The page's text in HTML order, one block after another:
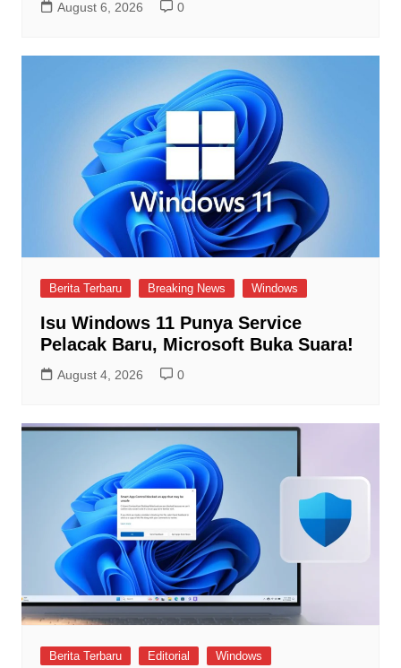
August 6, 2026 0
Berita Terbaru Breaking News Windows
Isu Windows 11 Punya Service
Pelacak Baru, Microsoft Buka Suara!
August 4, 2026 0
Berita Terbaru Editorial Windows